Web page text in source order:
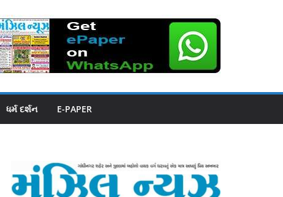
ધર્મ દર્શન E-PAPER